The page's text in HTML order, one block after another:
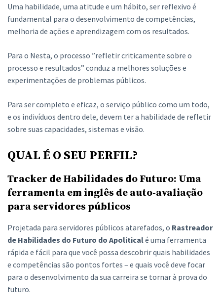
Uma habilidade, uma atitude e um hábito, ser reflexivo é
fundamental para o desenvolvimento de competências,
melhoria de ações e aprendizagem com os resultados.
Para o Nesta, o processo ”refletir criticamente sobre o
processo e resultados” conduz a melhores soluções e
experimentações de problemas públicos.
Para ser completo e eficaz, o serviço público como um todo,
e os indivíduos dentro dele, devem ter a habilidade de refletir
sobre suas capacidades, sistemas e visão.
QUAL É O SEU PERFIL?
Tracker de Habilidades do Futuro: Uma
ferramenta em inglês de auto-avaliação
para servidores públicos
Projetada para servidores públicos atarefados, o Rastreador
de Habilidades do Futuro do Apoliticalé uma ferramenta
rápida e fácil para que você possa descobrir quais habilidades
e competências são pontos fortes – e quais você deve focar
para o desenvolvimento da sua carreira se tornar à prova do
futuro.